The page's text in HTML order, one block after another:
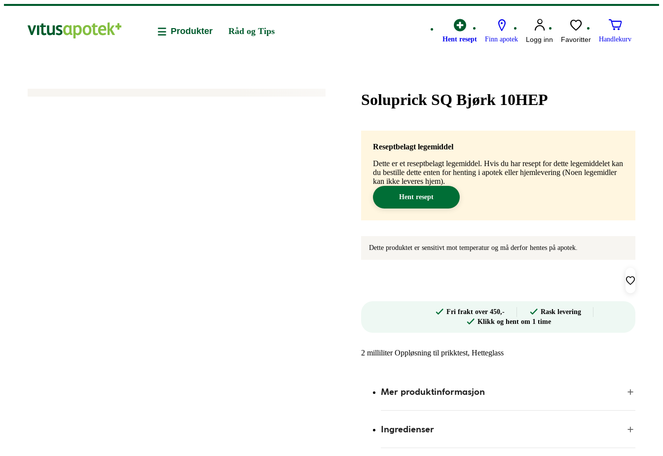
Hent resept Finn apotek Logg inn Favoritter Handlekurv
Produkter Råd og Tips
Merke:
Soluprick SQ Bjørk 10HEP
Reseptbelagt legemiddel
Dette er et reseptbelagt legemiddel. Hvis du har resept for dette legemiddelet kan
du bestille dette enten for henting i apotek eller hjemlevering (Noen legemidler
kan ikke leveres hjem).
Hent resept
Dette produktet er sensitivt mot temperatur og må derfor hentes på apotek.
Fri frakt over 450,-
Rask levering
Klikk og hent om 1 time
2 milliliter Oppløsning til prikktest, Hetteglass
Mer produktinformasjon
Ingredienser